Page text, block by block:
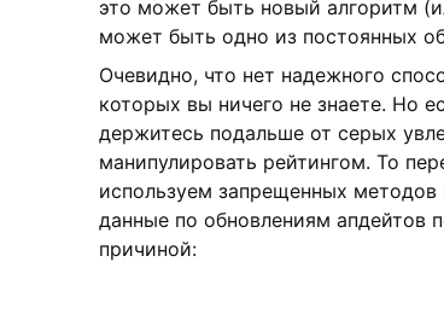
это может быть новый алгоритм
может быть одно из постоянных
Очевидно, что нет надежного
которых вы ничего не знаете. Но
держитесь подальше от серых
манипулировать рейтингом. То
используем запрещенных
данные по обновлениям апдейтов
причиной: